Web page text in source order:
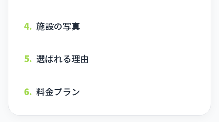
4. 施設の写真
5. 選ばれる理由
6. 料金プラン